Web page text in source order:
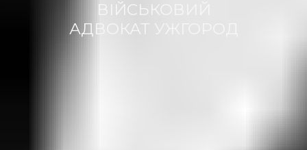
ВІЙСЬКОВИЙ
АДВОКАТ УЖГОРОД